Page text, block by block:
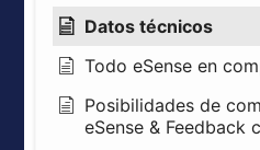
Datos técnicos
Todo eSense en
Posibilidades de
eSense & Feedback